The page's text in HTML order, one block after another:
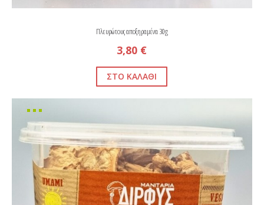
Πλευρώτους αποξηραμένα 30g
3,80 €